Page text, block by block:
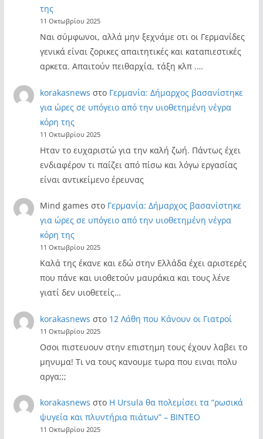
της
11 Οκτωβρίου 2025
Ναι σύμφωνοι, αλλά μην ξεχνάμε οτι οι Γερμανίδες
γενικά είναι ζορικες απαιτητικές και καταπιεστικές
αρκετα. Απαιτούν πειθαρχία, τάξη κλπ .…
korakasnews στο Γερμανία: Δήμαρχος βασανίστηκε
για ώρες σε υπόγειο από την υιοθετημένη νέγρα
κόρη της
11 Οκτωβρίου 2025
Ηταν το ευχαριστώ για την καλή ζωή. Πάντως έχει
ενδιαφέρον τι παίζει από πίσω και λόγω εργασίας
είναι αντικείμενο έρευνας
Mind games στο Γερμανία: Δήμαρχος βασανίστηκε
για ώρες σε υπόγειο από την υιοθετημένη νέγρα
κόρη της
11 Οκτωβρίου 2025
Καλά της έκανε και εδώ στην Ελλάδα έχει αριστερές
που πάνε και υιοθετούν μαυράκια και τους λένε
γιατί δεν υιοθετείς…
korakasnews στο 12 Λάθη που Κάνουν οι Γιατροί
11 Οκτωβρίου 2025
Οσοι πιστευουν στην επιστημη τους έχουν λαβει το
μηνυμα! Τι να τους κανουμε τωρα που ειναι πολυ
αργα;;;
korakasnews στο Η Ursula θα πολεμίσει τα “ρωσικά
ψυγεία και πλυντήρια πιάτων” – ΒΙΝΤΕΟ
11 Οκτωβρίου 2025